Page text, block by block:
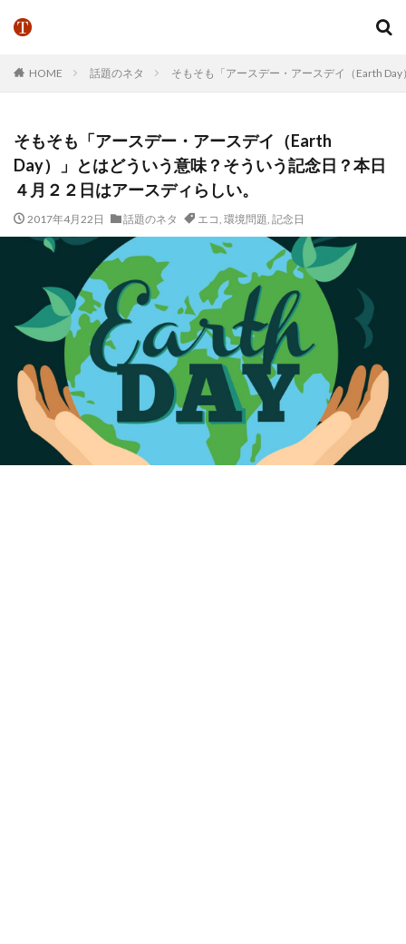
HOME 話題のネタ そもそも「アースデー・アースデイ（Earth
そもそも「アースデー・アースデイ（Earth
Day）」とはどういう意味？そういう記念日？本日
４月２２日はアースディらしい。
2017年4月22日 話題のネタ エコ, 環境問題, 記念日